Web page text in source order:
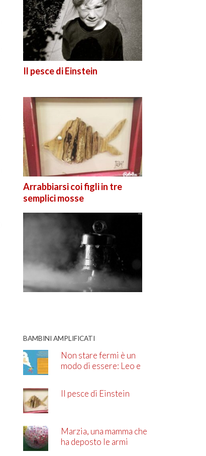
Il pesce di Einstein
Arrabbiarsi coi figli in tre
semplici mosse
BAMBINI AMPLIFICATI
Non stare fermi è un
modo di essere: Leo e
Il pesce di Einstein
Marzia, una mamma che
ha deposto le armi